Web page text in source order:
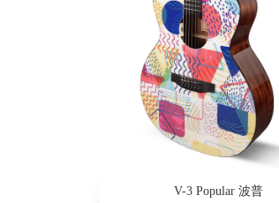
V-3 Popular 波普